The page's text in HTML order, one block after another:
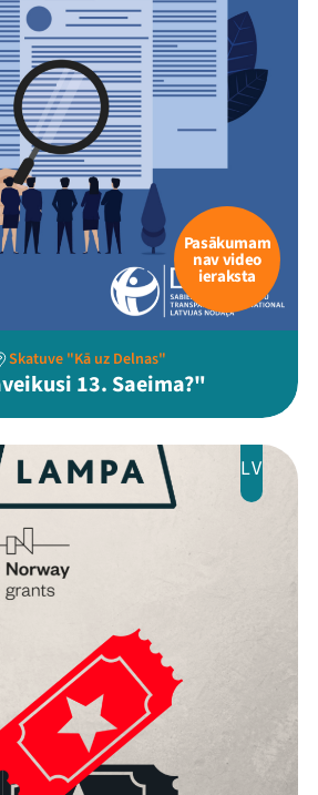
programma
Festivāls
Pasākumam
nav video
ieraksta
Skatuve "Kā uz Delnas"
13. Saeima?"
LV